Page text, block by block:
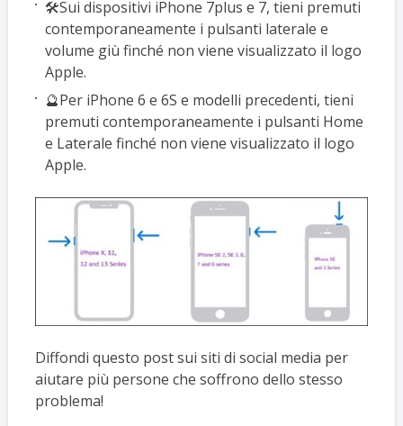
🛠️Sui dispositivi iPhone 7plus e 7, tieni premuti
contemporaneamente i pulsanti laterale e
volume giù finché non viene visualizzato il logo
Apple.
🔮Per iPhone 6 e 6S e modelli precedenti, tieni
premuti contemporaneamente i pulsanti Home
e Laterale finché non viene visualizzato il logo
Apple.
Diffondi questo post sui siti di social media per
aiutare più persone che soffrono dello stesso
problema!